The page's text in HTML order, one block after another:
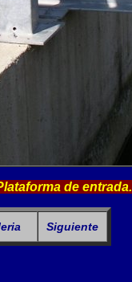
de entrada.
Siguiente